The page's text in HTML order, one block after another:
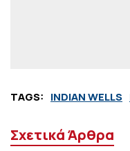
TAGS: INDIAN WELLS
Σχετικά Άρθρα